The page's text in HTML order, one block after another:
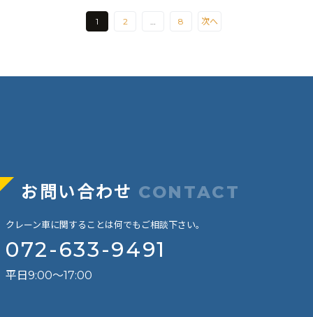
1 2 8 次へ
お問い合わせ CONTACT
クレーン車に関することは何でもご相談下さい。
072-633-9491
平日9:00～17:00